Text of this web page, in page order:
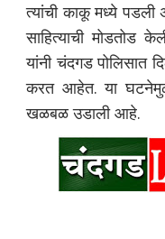
त्यांची काकू मध्ये पडली
साहित्याची मोडतोड
यांनी चंदगड पोलिसात
करत आहेत. या घटनेमुळे
खळबळ उडाली आहे.